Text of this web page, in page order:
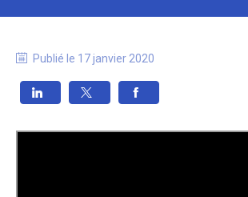
Publié le 17 janvier 2020